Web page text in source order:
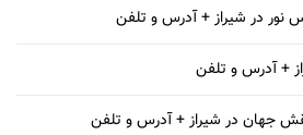
در شیراز + آدرس و تلفن
+ آدرس و تلفن
جهان در شیراز + آدرس و تلفن